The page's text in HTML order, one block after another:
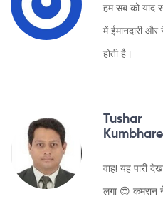
हम सब को याद
में ईमानदारी
होती है।
Tushar
Kumbhare
वाह! यह पारी
लगा 😍 कमरान